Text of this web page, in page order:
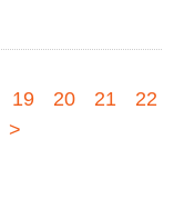
19 20 21
22
>